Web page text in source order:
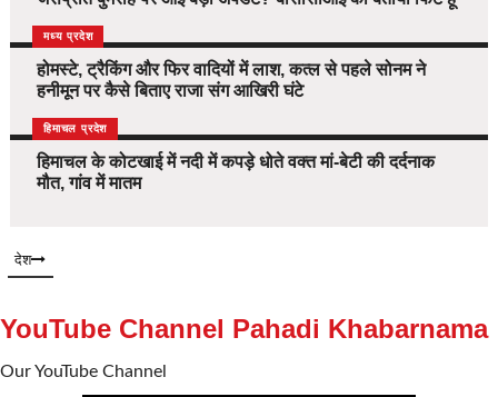
देश
मध्य प्रदेश
होमस्टे, ट्रैकिंग और फिर वादियों में लाश, कत्ल से पहले सोनम ने
हनीमून पर कैसे बिताए राजा संग आखिरी घंटे
देश
हिमाचल प्रदेश
हिमाचल के कोटखाई में नदी में कपड़े धोते वक्त मां-बेटी की दर्दनाक
मौत, गांव में मातम
देश
YouTube Channel Pahadi Khabarnama
Our YouTube Channel